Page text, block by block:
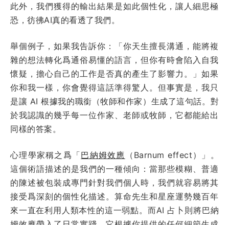
此外，我們獲得的輸出結果是如此個性化，讓人細思極
恐，彷彿AI真的看透了我們。
舉個例子，如果我告訴你：「你天生擅長溝通，能將複
雜的想法轉化爲通俗易懂的語言，但你有時會陷入自我
懷疑，擔心自己的工作是否真的產生了影響力。」如果
你和我一樣，你會覺得這話準得驚人。但事實是，我只
是讓 AI 根據我的職銜（牧師和作家）生成了這句話。對
於我認識的幾乎每一位作家、老師或牧師，它都能給出
同樣的答案。
心理學家稱之爲「巴納姆效應 （Barnum effect）」。
這個術語描述的是我們的一種傾向：當那些模糊、普適
的陳述被包裝成專門針對我們個人時，我們就容易將其
接受爲深刻的個性化描述。算命先生和星座運勢幾百年
來一直在利用人類本性的這一弱點。而AI 占卜則將巴納